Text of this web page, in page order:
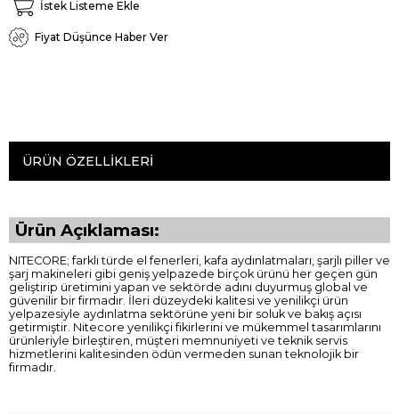
İstek Listeme Ekle
Fiyat Düşünce Haber Ver
ÜRÜN ÖZELLIKLERI
Ürün Açıklaması:
NITECORE; farklı türde el fenerleri, kafa aydınlatmaları, şarjlı piller ve
şarj makineleri gibi geniş yelpazede birçok ürünü her geçen gün
geliştirip üretimini yapan ve sektörde adını duyurmuş global ve
güvenilir bir firmadır. İleri düzeydeki kalitesi ve yenilikçi ürün
yelpazesiyle aydınlatma sektörüne yeni bir soluk ve bakış açısı
getirmiştir. Nitecore yenilikçi fikirlerini ve mükemmel tasarımlarını
ürünleriyle birleştiren, müşteri memnuniyeti ve teknik servis
hizmetlerini kalitesinden ödün vermeden sunan teknolojik bir
firmadır.